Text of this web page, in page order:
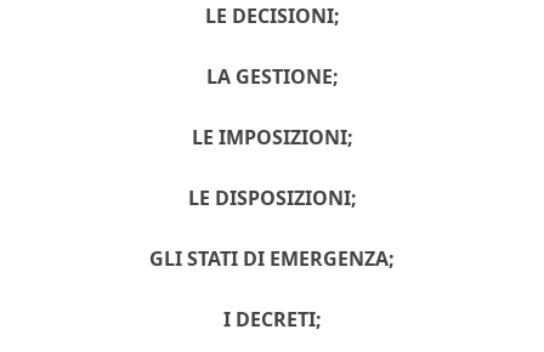
LE DECISIONI;
LA GESTIONE;
LE IMPOSIZIONI;
LE DISPOSIZIONI;
GLI STATI DI EMERGENZA;
I DECRETI;